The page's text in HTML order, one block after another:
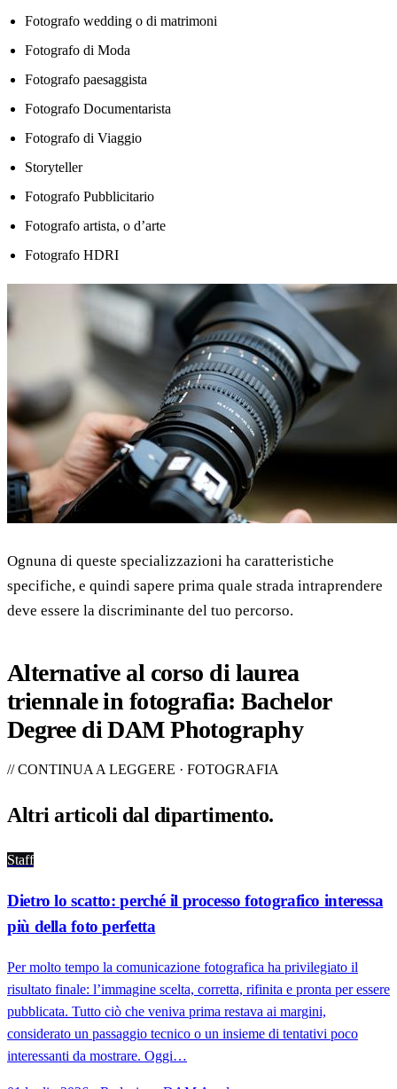
Fotografo wedding o di matrimoni
Fotografo di Moda
Fotografo paesaggista
Fotografo Documentarista
Fotografo di Viaggio
Storyteller
Fotografo Pubblicitario
Fotografo artista, o d’arte
Fotografo HDRI
Ognuna di queste specializzazioni ha caratteristiche
specifiche, e quindi sapere prima quale strada intraprendere
deve essere la discriminante del tuo percorso.
Alternative al corso di laurea
triennale in fotografia: Bachelor
Degree di DAM Photography
// CONTINUA A LEGGERE · FOTOGRAFIA
Altri articoli dal dipartimento.
Staff
Dietro lo scatto: perché il processo fotografico interessa
più della foto perfetta
Per molto tempo la comunicazione fotografica ha privilegiato il
risultato finale: l’immagine scelta, corretta, rifinita e pronta per essere
pubblicata. Tutto ciò che veniva prima restava ai margini,
considerato un passaggio tecnico o un insieme di tentativi poco
interessanti da mostrare. Oggi…